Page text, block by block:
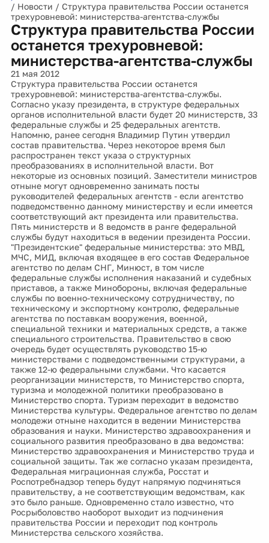
/ Новости / Структура правительства России останется
трехуровневой: министерства-агентства-службы
Структура правительства России
останется трехуровневой:
министерства-агентства-службы
21 мая 2012
Структура правительства России останется
трехуровневой: министерства-агентства-службы.
Согласно указу президента, в структуре федеральных
органов исполнительной власти будет 20 министерств, 33
федеральные службы и 25 федеральных агентств.
Напомню, ранее сегодня Владимир Путин утвердил
состав правительства. Через некоторое время был
распространен текст указа о структурных
преобразованиях в исполнительной власти. Вот
некоторые из основных позиций. Заместители министров
отныне могут одновременно занимать посты
руководителей федеральных агентств - если агентство
подведомственно данному министерству и если имеется
соответствующий акт президента или правительства.
Пять министерств и 8 ведомств в ранге федеральной
службы будут находиться в ведении президента России.
"Президентские" федеральные министерства: это МВД,
МЧС, МИД, включая входящее в его состав Федеральное
агентство по делам СНГ, Минюст, в том числе
федеральные службы исполнения наказаний и судебных
приставов, а также Минобороны, включая федеральные
службы по военно-техническому сотрудничеству, по
техническому и экспортному контролю, федеральные
агентства по поставкам вооружения, военной,
специальной техники и материальных средств, а также
специального строительства. Правительство в свою
очередь будет осуществлять руководство 15-ю
министерствами с подведомственными структурами, а
также 12-ю федеральными службами. Что касается
реорганизации министерств, то Министерство спорта,
туризма и молодежной политики преобразовано в
Министерство спорта. Туризм переходит в ведомство
Министерства культуры. Федеральное агентство по делам
молодежи отныне находится в ведении Министерства
образования и науки. Министерство здравоохранения и
социального развития преобразовано в два ведомства:
Министерство здравоохранения и Министерство труда и
социальной защиты. Так же согласно указам президента,
Федеральная миграционная служба, Росстат и
Роспотребнадзор теперь будут напрямую подчиняться
правительству, а не соответствующим ведомствам, как
это было раньше. Одновременно стало известно, что
Росрыболовство наоборот выходит из подчинения
правительства России и переходит под контроль
Министерства сельского хозяйства.